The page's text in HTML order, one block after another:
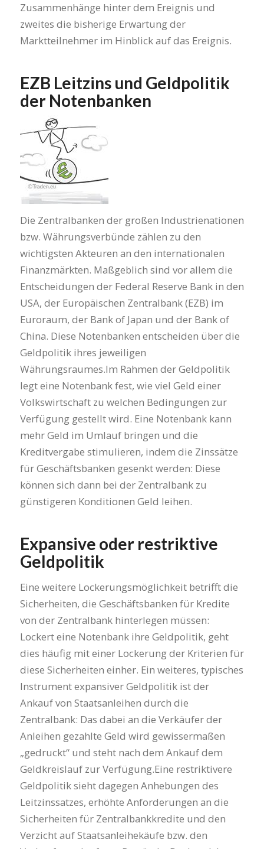
Zusammenhänge hinter dem Ereignis und
zweites die bisherige Erwartung der
Marktteilnehmer im Hinblick auf das Ereignis.
EZB Leitzins und Geldpolitik
der Notenbanken
Die Zentralbanken der großen Industrienationen
bzw. Währungsverbünde zählen zu den
wichtigsten Akteuren an den internationalen
Finanzmärkten. Maßgeblich sind vor allem die
Entscheidungen der Federal Reserve Bank in den
USA, der Europäischen Zentralbank (EZB) im
Euroraum, der Bank of Japan und der Bank of
China. Diese Notenbanken entscheiden über die
Geldpolitik ihres jeweiligen
Währungsraumes.Im Rahmen der Geldpolitik
legt eine Notenbank fest, wie viel Geld einer
Volkswirtschaft zu welchen Bedingungen zur
Verfügung gestellt wird. Eine Notenbank kann
mehr Geld im Umlauf bringen und die
Kreditvergabe stimulieren, indem die Zinssätze
für Geschäftsbanken gesenkt werden: Diese
können sich dann bei der Zentralbank zu
günstigeren Konditionen Geld leihen.
Expansive oder restriktive
Geldpolitik
Eine weitere Lockerungsmöglichkeit betrifft die
Sicherheiten, die Geschäftsbanken für Kredite
von der Zentralbank hinterlegen müssen:
Lockert eine Notenbank ihre Geldpolitik, geht
dies häufig mit einer Lockerung der Kriterien für
diese Sicherheiten einher. Ein weiteres, typisches
Instrument expansiver Geldpolitik ist der
Ankauf von Staatsanleihen durch die
Zentralbank: Das dabei an die Verkäufer der
Anleihen gezahlte Geld wird gewissermaßen
„gedruckt“ und steht nach dem Ankauf dem
Geldkreislauf zur Verfügung.Eine restriktivere
Geldpolitik sieht dagegen Anhebungen des
Leitzinssatzes, erhöhte Anforderungen an die
Sicherheiten für Zentralbankkredite und den
Verzicht auf Staatsanleihekäufe bzw. den